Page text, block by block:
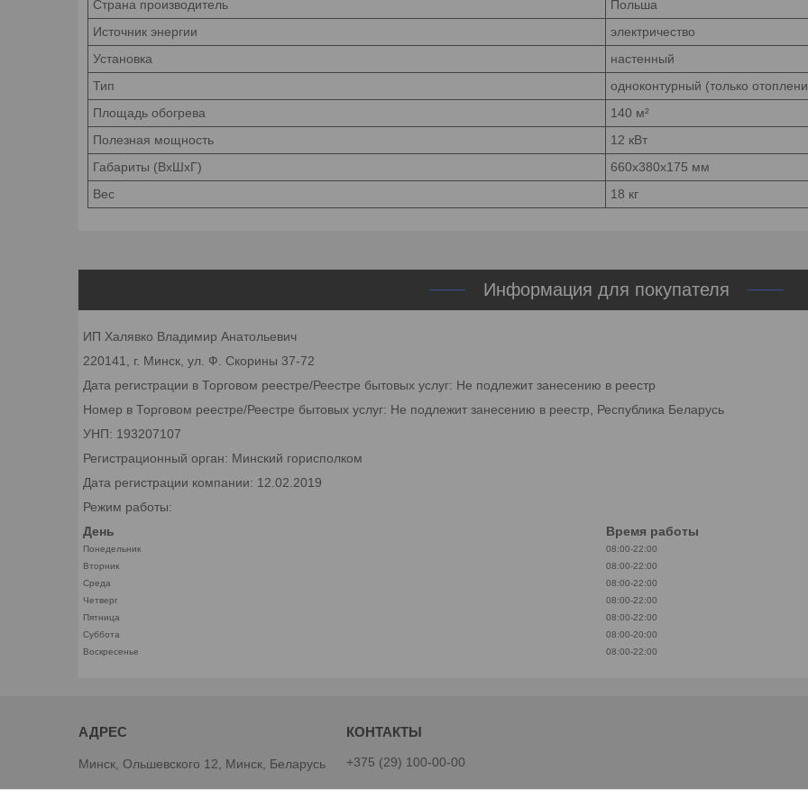
Страна производитель
Польша
Источник энергии
электричество
Установка
настенный
Тип
одноконтурный (только
Площадь обогрева
140 м²
Полезная мощность
12 кВт
Габариты (ВхШхГ)
660x380x175 мм
Вес
18 кг
Информация для покупателя
ИП Халявко Владимир Анатольевич
220141, г. Минск, ул. Ф. Скорины 37-72
Дата регистрации в Торговом реестре/Реестре бытовых услуг: Не подлежит занесению в реестр
Номер в Торговом реестре/Реестре бытовых услуг: Не подлежит занесению в реестр, Республика Беларусь
УНП: 193207107
Регистрационный орган: Минский горисполком
Дата регистрации компании: 12.02.2019
Режим работы:
День
Время работы
Понедельник
08:00-22:00
Вторник
08:00-22:00
Среда
08:00-22:00
Четверг
08:00-22:00
Пятница
08:00-22:00
Суббота
08:00-20:00
Воскресенье
08:00-22:00
Минск, Ольшевского 12, Минск, Беларусь +375 (29) 100-00-00